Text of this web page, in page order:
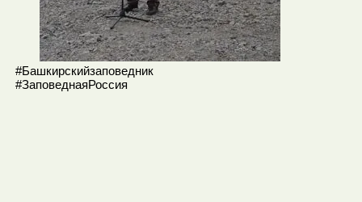
#Башкирскийзаповедник
#ЗаповеднаяРоссия